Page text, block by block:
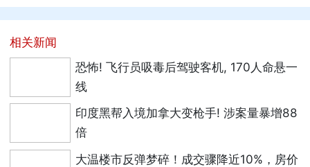
相关新闻
恐怖! 飞行员吸毒后驾驶客机, 170人命悬一
线
印度黑帮入境加拿大变枪手! 涉案量暴增88
倍
大温楼市反弹梦碎！成交骤降近10%，房价